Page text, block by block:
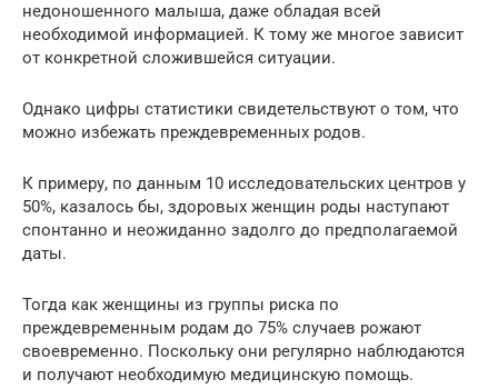
недоношенного малыша, даже обладая всей
необходимой информацией. К тому же многое зависит
от конкретной сложившейся ситуации.
Однако цифры статистики свидетельствуют о том, что
можно избежать преждевременных родов.
К примеру, по данным 10 исследовательских центров у
50%, казалось бы, здоровых женщин роды наступают
спонтанно и неожиданно задолго до предполагаемой
даты.
Тогда как женщины из группы риска по
преждевременным родам до 75% случаев рожают
своевременно. Поскольку они регулярно наблюдаются
и получают необходимую медицинскую помощь.